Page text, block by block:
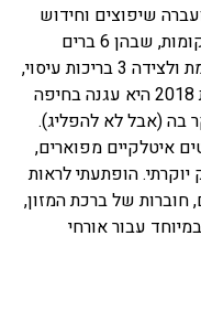
נאוטיקה הושקה בשנת 2000, ועברה שיפוצים וחידוש
בשנים 2008 ובשנת 2014. יש בה 11 קומות, שבהן 6 ברים
וטרקליני אירוח, גם בריכת שחיה מחוממת ולצידה 3 בריכות עיסוי,
ספא, אולם תיאטרון, וקזינו גדול. בשנת 2018 היא עגנה בחיפה
בה (אבל לא להפליג).
איטלקיים מפוארים,
הופתעתי לראות
חוברות של ברכת המזון,
עבור אורחי